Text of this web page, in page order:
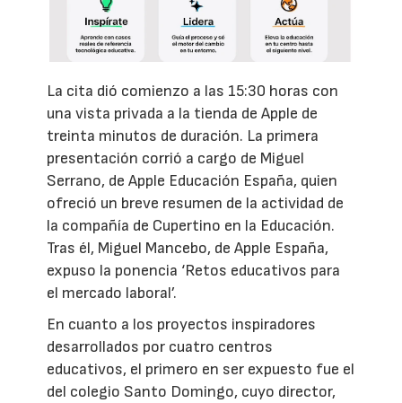
La cita dió comienzo a las 15:30 horas con
una vista privada a la tienda de Apple de
treinta minutos de duración. La primera
presentación corrió a cargo de Miguel
Serrano, de Apple Educación España, quien
ofreció un breve resumen de la actividad de
la compañía de Cupertino en la Educación.
Tras él, Miguel Mancebo, de Apple España,
expuso la ponencia ‘Retos educativos para
el mercado laboral’.
En cuanto a los proyectos inspiradores
desarrollados por cuatro centros
educativos, el primero en ser expuesto fue el
del colegio Santo Domingo, cuyo director,